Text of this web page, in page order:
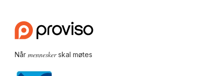
Når menneskerskal møtes